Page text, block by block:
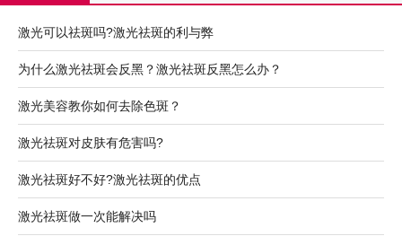
激光可以祛斑吗?激光祛斑的利与弊
为什么激光祛斑会反黑？激光祛斑反黑怎么办？
激光美容教你如何去除色斑？
激光祛斑对皮肤有危害吗?
激光祛斑好不好?激光祛斑的优点
激光祛斑做一次能解决吗